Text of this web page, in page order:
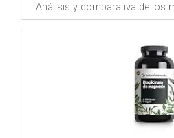
Análisis y comparativa de los